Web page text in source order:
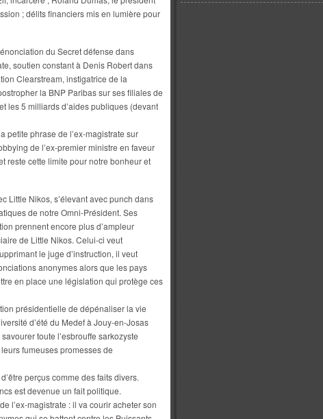
; délits financiers mis en lumière pour
du Secret défense dans
soutien constant à Denis Robert dans
Clearstream, instigatrice de la
la BNP Paribas sur ses filiales de
les 5 milliards d’aides publiques (devant
petite phrase de l’ex-magistrate sur
de l’ex-premier ministre en faveur
reste cette limite pour notre bonheur et
Little Nikos, s’élevant avec punch dans
de notre Omni-Président. Ses
prennent encore plus d’ampleur
de Little Nikos. Celui-ci veut
le juge d’instruction, il veut
anonymes alors que les pays
en place une législation qui protège ces
présidentielle de dépénaliser la vie
d’été du Medef à Jouy-en-Josas
toute l’esbrouffe sarkozyste
fumeuses promesses de
perçus comme des faits divers.
est devenue un fait politique.
l’ex-magistrate : il va courir acheter son